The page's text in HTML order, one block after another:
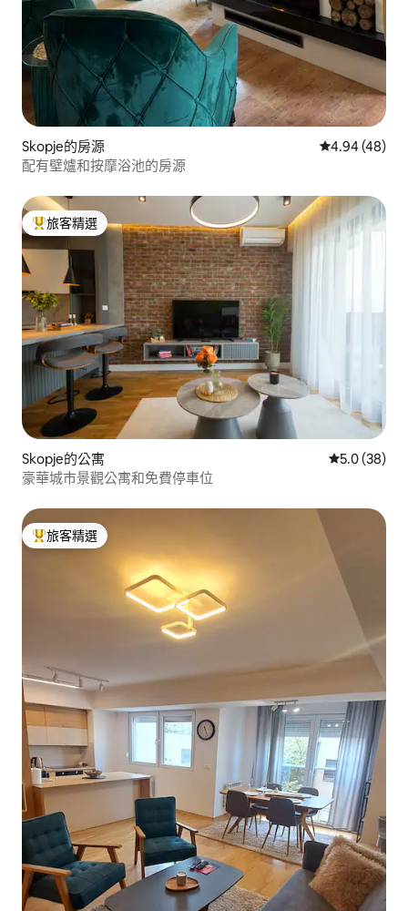
Skopje的房源 從 48 則評價
4.94 (48)
配有壁爐和按摩浴池的房源
旅客精選榜首
旅客精選
Skopje的公寓 從 38 則評
5.0 (38)
豪華城市景觀公寓和免費停車位
旅客精選榜首
旅客精選